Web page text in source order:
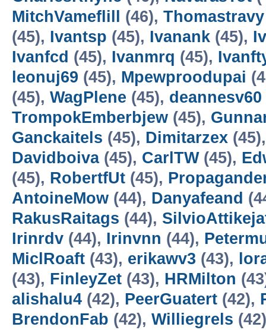
MitchVameflill
(46), Thomastravy
(45), Ivantsp (45), Ivanank (45),
Ivanfcd (45), Ivanmrq (45),
leonuj69 (45), Mpewproodupai
(45), WagPlene (45), deannesv60
TrompokEmberbjew (45),
Ganckaitels (45), Dimitarzex
Davidboiva(45), CarlTW(45),
(45), RobertfUt (45),
AntoineMow (44), Danyafeand
RakusRaitags (44),
Irinrdv (44), Irinvnn (44),
MiclRoaft (43), erikawv3 (43),
(43), FinleyZet (43), HRMilton
alishalu4 (42), PeerGuatert (42),
BrendonFab (42), Williegrels